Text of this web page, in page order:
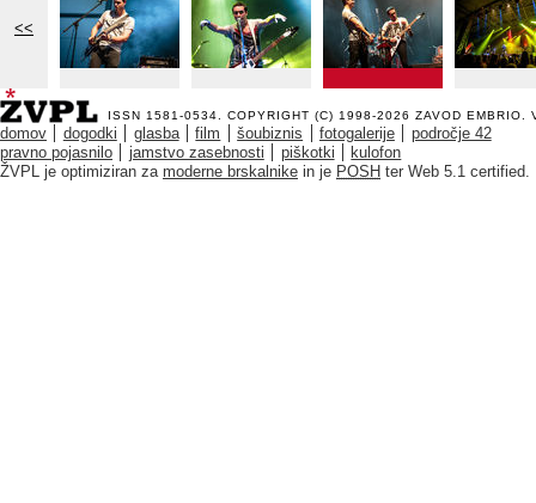
<<
ISSN 1581-0534. COPYRIGHT (C) 1998-2026 ZAVOD EMBRIO .
domov dogodki glasba film šoubiznis fotogalerije
področje 42
pravno pojasnilo
jamstvo zasebnosti piškotki
kulofon
ŽVPL je optimiziran za moderne brskalnike in je POSH ter Web 5.1 certified.